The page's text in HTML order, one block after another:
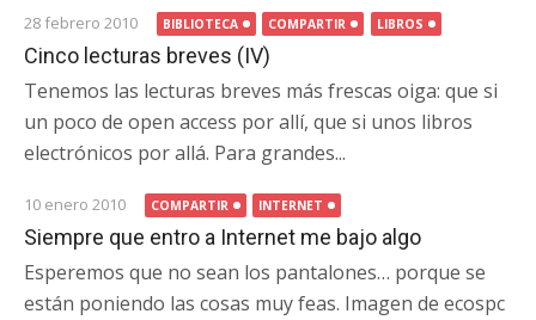
28 febrero 2010 BIBLIOTECA COMPARTIR LIBROS
Cinco lecturas breves (IV)
Tenemos las lecturas breves más frescas oiga: que si
un poco de open access por allí, que si unos libros
electrónicos por allá. Para grandes...
10 enero 2010 COMPARTIR INTERNET
Siempre que entro a Internet me bajo algo
Esperemos que no sean los pantalones… porque se
están poniendo las cosas muy feas. Imagen de ecospc